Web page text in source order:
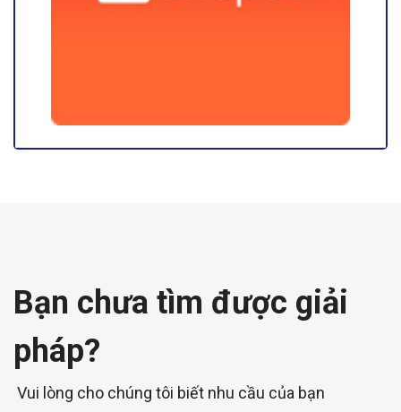
Bạn chưa tìm được giải
pháp?
Vui lòng cho chúng tôi biết nhu cầu của bạn